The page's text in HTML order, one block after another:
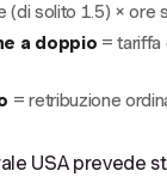
(di solito 1.5) × ore
a doppio = tariffa
= retribuzione
USA prevede